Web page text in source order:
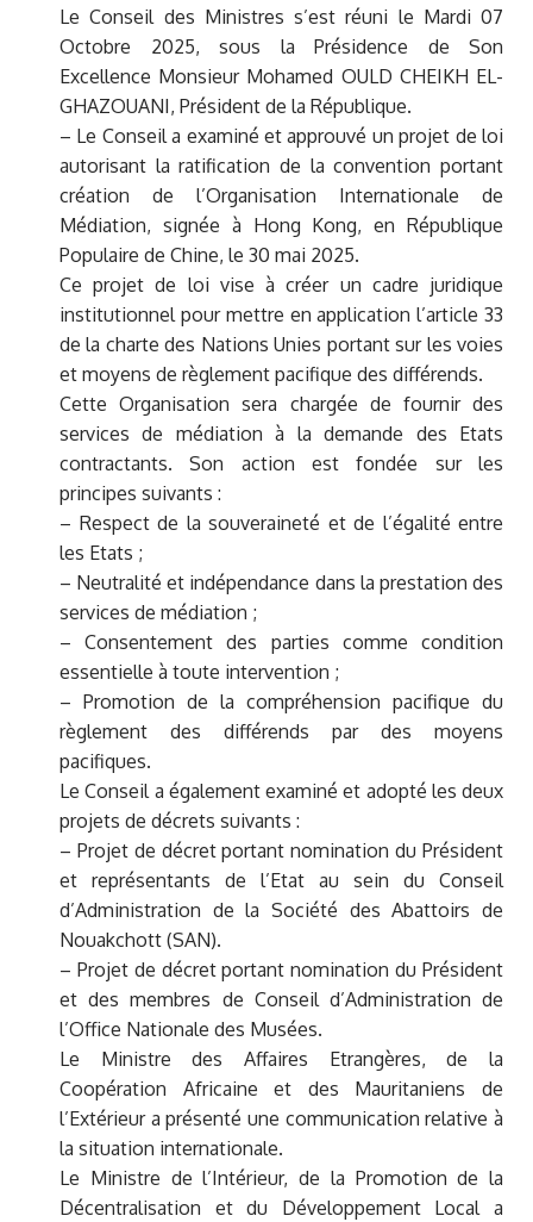
Le Conseil des Ministres s’est réuni le Mardi 07
Octobre 2025, sous la Présidence de Son
Excellence Monsieur Mohamed OULD CHEIKH EL-
GHAZOUANI, Président de la République.
– Le Conseil a examiné et approuvé un projet de loi
autorisant la ratification de la convention portant
création de l’Organisation Internationale de
Médiation, signée à Hong Kong, en République
Populaire de Chine, le 30 mai 2025.
Ce projet de loi vise à créer un cadre juridique
institutionnel pour mettre en application l’article 33
de la charte des Nations Unies portant sur les voies
et moyens de règlement pacifique des différends.
Cette Organisation sera chargée de fournir des
services de médiation à la demande des Etats
contractants. Son action est fondée sur les
principes suivants :
– Respect de la souveraineté et de l’égalité entre
les Etats ;
– Neutralité et indépendance dans la prestation des
services de médiation ;
– Consentement des parties comme condition
essentielle à toute intervention ;
– Promotion de la compréhension pacifique du
règlement des différends par des moyens
pacifiques.
Le Conseil a également examiné et adopté les deux
projets de décrets suivants :
– Projet de décret portant nomination du Président
et représentants de l’Etat au sein du Conseil
d’Administration de la Société des Abattoirs de
Nouakchott (SAN).
– Projet de décret portant nomination du Président
et des membres de Conseil d’Administration de
l’Office Nationale des Musées.
Le Ministre des Affaires Etrangères, de la
Coopération Africaine et des Mauritaniens de
l’Extérieur a présenté une communication relative à
la situation internationale.
Le Ministre de l’Intérieur, de la Promotion de la
Décentralisation et du Développement Local a